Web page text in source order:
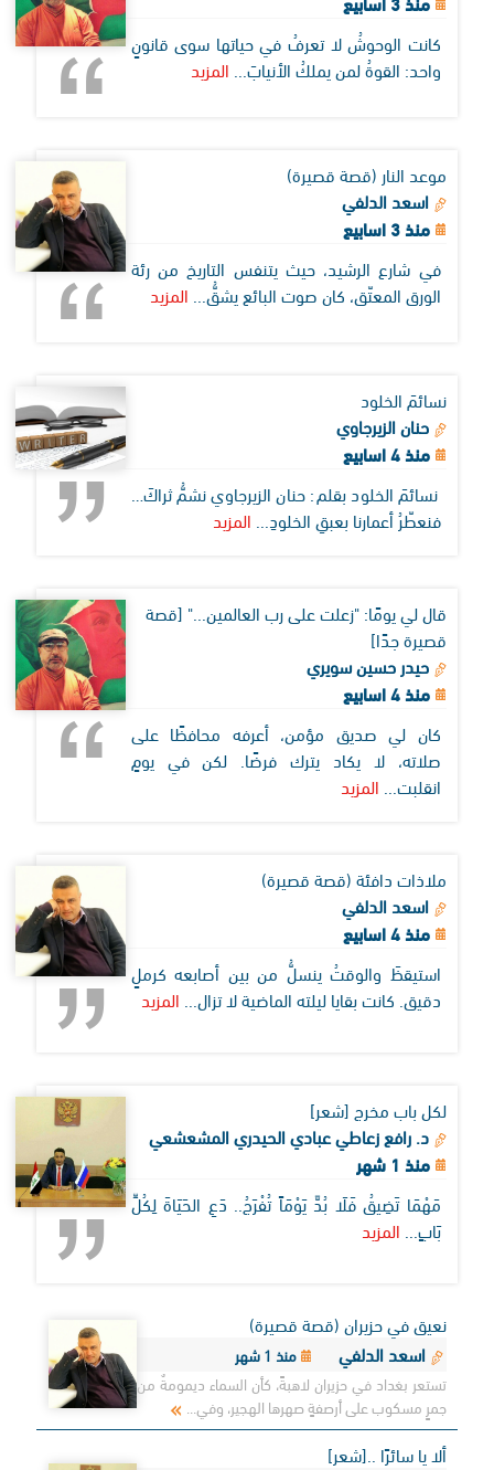
كانت الوحوشُ لا تعرفُ في حياتها سوى قانونٍ
واحد: القوةُ لمن يملكُ الأنيابَ... المزيد
موعد النار (قصة قصيرة)
اسعد الدلفي
منذ 3 اسابيع
في شارع الرشيد، حيث يتنفس التاريخ من رئة
الورق المعتّق، كان صوت البائع يشقُّ... المزيد
نسائمَ الخلود
حنان الزيرجاوي
منذ 4 اسابيع
نسائمَ الخلود بقلم: حنان الزيرجاوي نشمُّ ثراكَ…
فنعطّرُ أعمارنا بعبقِ الخلودِ... المزيد
قال لي يومًا: "زعلت على رب العالمين..." [قصة
قصيرة جدًا]
حيدر حسين سويري
منذ 4 اسابيع
كان لي صديق مؤمن، أعرفه محافظًا على
صلاته، لا يكاد يترك فرضًا. لكن في يومٍ
انقلبت... المزيد
ملاذات دافئة (قصة قصيرة)
اسعد الدلفي
منذ 4 اسابيع
استيقظَ والوقتُ ينسلُّ من بين أصابعه كرملٍ
دقيق. كانت بقايا ليلته الماضية لا تزال... المزيد
لكل باب مخرج [شعر]
د. رافع زعاطي عبادي الحيدري المشعشعي
منذ 1 شهر
مَهْمَا تَضِيقُ فَلَا بُدَّ يَوْمَاً تُفْرَجُ.. دَعِ الحَيَاةَ لِكُلِّ
بَابٍ... المزيد
نعيق في حزيران (قصة قصيرة)
اسعد الدلفي
منذ 1 شهر
تستعر بغداد في حزيران لاهبةً، كأن السماء ديمومةٌ من
جمرٍ مسكوب على أرصفةٍ صهرها الهجير، وفي...
ألا يا سائرًا ..[شعر]